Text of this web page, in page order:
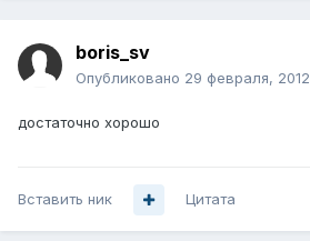
boris_sv
Опубликовано 29 февраля, 2012
достаточно хорошо
Вставить ник Цитата